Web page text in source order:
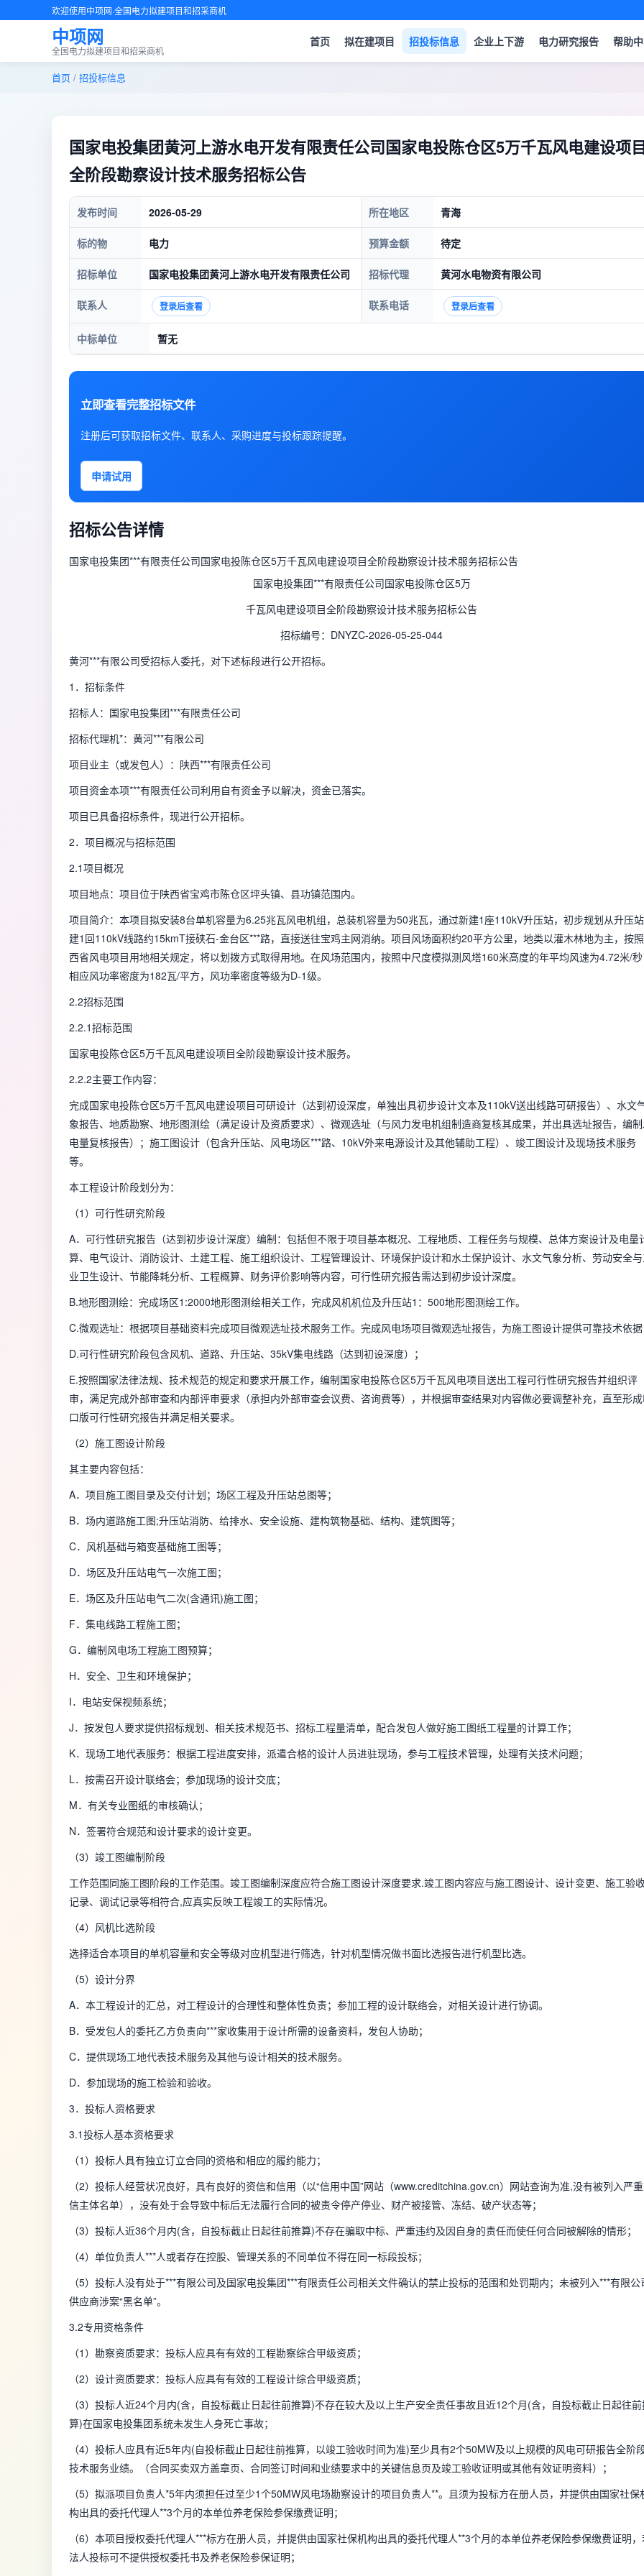
欢迎使用中项网·全国电力拟建项目和招采商机
中项网
全国电力拟建项目和招采商机
首页 拟在建项目 招投标信息 企业上下游 电力研究报告 帮助
首页 / 招投标信息
国家电投集团黄河上游水电开发有限责任公司国家电投陈仓区5万千瓦风电建设项
全阶段勘察设计技术服务招标公告
发布时间 2026-05-29 所在地区 青海
标的物 电力 预算金额 待定
招标单位 国家电投集团黄河上游水电开发有限责任公司 招标代理 黄河水电物资有限公司
联系人 登录后查看 联系电话 登录后查看
中标单位 暂无
立即查看完整招标文件
注册后可获取招标文件、联系人、采购进度与投标跟踪提醒。
申请试用
招标公告详情
​国家电投集团***有限责任公司国家电投陈仓区5万千瓦风电建设项目全阶段勘察设计技术服务招标公告
国家电投集团***有限责任公司国家电投陈仓区5万
千瓦风电建设项目全阶段勘察设计技术服务招标公告
招标编号：DNYZC-2026-05-25-044
黄河***有限公司受招标人委托，对下述标段进行公开招标。
1．招标条件
招标人：国家电投集团***有限责任公司
招标代理机*：黄河***有限公司
项目业主（或发包人）： 陕西***有限责任公司
项目资金本项***有限责任公司利用自有资金予以解决，资金已落实。
项目已具备招标条件，现进行公开招标。
2．项目概况与招标范围
2.1项目概况
项目地点：项目位于陕西省宝鸡市陈仓区坪头镇、县功镇范围内。
项目简介：本项目拟安装8台单机容量为6.25兆瓦风电机组，总装机容量为50兆瓦，通过新建1座110kV升压站， 初步规划从升压
建1回110kV线路约15kmT接硖石-金台区***路，直接送往宝鸡主网消纳。项目风场面积约20平方公里，地类以灌木林地为主，按
西省风电项目用地相关规定，将以划拨方式取得用地。在风场范围内，按照中尺度模拟测风塔160米高度的年平均风速为4.72米/
相应风功率密度为182瓦/平方，风功率密度等级为D-1级。
2.2招标范围
2.2.1招标范围
国家电投陈仓区5万千瓦风电建设项目全阶段勘察设计技术服务。
2.2.2主要工作内容：
完成国家电投陈仓区5万千瓦风电建设项目可研设计（达到初设深度，单独出具初步设计文本及110kV送出线路可研报告）、水文
象报告、地质勘察、地形图测绘（满足设计及资质要求）、微观选址（与风力发电机组制造商复核其成果，并出具选址报告，编
电量复核报告）；施工图设计（包含升压站、风电场区***路、10kV外来电源设计及其他辅助工程）、竣工图设计及现场技术服务
等。
本工程设计阶段划分为：
（1）可行性研究阶段
A．可行性研究报告（达到初步设计深度）编制：包括但不限于项目基本概况、工程地质、工程任务与规模、总体方案设计及电量
算、电气设计、消防设计、土建工程、施工组织设计、工程管理设计、环境保护设计和水土保护设计、水文气象分析、劳动安全
业卫生设计、节能降耗分析、工程概算、财务评价影响等内容，可行性研究报告需达到初步设计深度。
B.地形图测绘：完成场区1:2000地形图测绘相关工作，完成风机机位及升压站1：500地形图测绘工作。
C.微观选址：根据项目基础资料完成项目微观选址技术服务工作。完成风电场项目微观选址报告，为施工图设计提供可靠技术依
D.可行性研究阶段包含风机、道路、升压站、 35kV集电线路（达到初设深度）；
E.按照国家法律法规、技术规范的规定和要求开展工作，编制国家电投陈仓区5万千瓦风电项目送出工程可行性研究报告并组织评
审，满足完成外部审查和内部评审要求（承担内外部审查会议费、咨询费等），并根据审查结果对内容做必要调整补充，直至形
口版可行性研究报告并满足相关要求。
（2）施工图设计阶段
其主要内容包括：
A．项目施工图目录及交付计划；场区工程及升压站总图等；
B．场内道路施工图;升压站消防、给排水、安全设施、建构筑物基础、结构、建筑图等；
C．风机基础与箱变基础施工图等；
D．场区及升压站电气一次施工图；
E．场区及升压站电气二次(含通讯)施工图；
F．集电线路工程施工图；
G．编制风电场工程施工图预算；
H．安全、卫生和环境保护；
I．电站安保视频系统；
J．按发包人要求提供招标规划、相关技术规范书、招标工程量清单，配合发包人做好施工图纸工程量的计算工作；
K．现场工地代表服务：根据工程进度安排，派遣合格的设计人员进驻现场，参与工程技术管理，处理有关技术问题；
L．按需召开设计联络会；参加现场的设计交底；
M．有关专业图纸的审核确认；
N．签署符合规范和设计要求的设计变更。
（3）竣工图编制阶段
工作范围同施工图阶段的工作范围。竣工图编制深度应符合施工图设计深度要求.竣工图内容应与施工图设计、设计变更、施工验
记录、调试记录等相符合,应真实反映工程竣工的实际情况。
（4）风机比选阶段
选择适合本项目的单机容量和安全等级对应机型进行筛选，针对机型情况做书面比选报告进行机型比选。
（5）设计分界
A．本工程设计的汇总，对工程设计的合理性和整体性负责；参加工程的设计联络会，对相关设计进行协调。
B．受发包人的委托乙方负责向***家收集用于设计所需的设备资料，发包人协助；
C．提供现场工地代表技术服务及其他与设计相关的技术服务。
D．参加现场的施工检验和验收。
3．投标人资格要求
3.1投标人基本资格要求
（1）投标人具有独立订立合同的资格和相应的履约能力；
（2）投标人经营状况良好，具有良好的资信和信用（以“信用中国”网站（www.creditchina.gov.cn）网站查询为准,没有被列入严
信主体名单），没有处于会导致中标后无法履行合同的被责令停产停业、财产被接管、冻结、破产状态等；
（3）投标人近36个月内(含，自投标截止日起往前推算)不存在骗取中标、严重违约及因自身的责任而使任何合同被解除的情形；
（4）单位负责人***人或者存在控股、管理关系的不同单位不得在同一标段投标；
（5）投标人没有处于***有限公司及国家电投集团***有限责任公司相关文件确认的禁止投标的范围和处罚期内；未被列入***有限公
供应商涉案“黑名单”。
3.2专用资格条件
（1） 勘察资质要求：投标人应具有有效的工程勘察综合甲级资质；
（2）设计资质要求：投标人应具有有效的工程设计综合甲级资质；
（3）投标人近24个月内(含，自投标截止日起往前推算)不存在较大及以上生产安全责任事故且近12个月(含，自投标截止日起往
算)在国家电投集团系统未发生人身死亡事故；
（4）投标人应具有近5年内(自投标截止日起往前推算，以竣工验收时间为准)至少具有2个50MW及以上规模的风电可研报告全阶
技术服务业绩。（合同买卖双方盖章页、合同签订时间和业绩要求中的关键信息页及竣工验收证明或其他有效证明资料）；
（5）拟派项目负责人*5年内须担任过至少1个50MW风电场勘察设计的项目负责人**。且须为投标方在册人员，并提供由国家社保
构出具的委托代理人**3个月的本单位养老保险参保缴费证明；
（6）本项目授权委托代理人***标方在册人员，并提供由国家社保机构出具的委托代理人**3个月的本单位养老保险参保缴费证明
法人投标可不提供授权委托书及养老保险参保证明；